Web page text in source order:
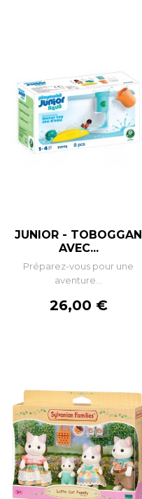
JUNIOR - TOBOGGAN
AVEC...
Préparez-vous pour une
aventure...
Prix
26,00 €